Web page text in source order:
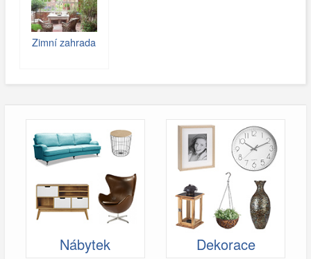
Zimní zahrada
Nábytek Dekorace